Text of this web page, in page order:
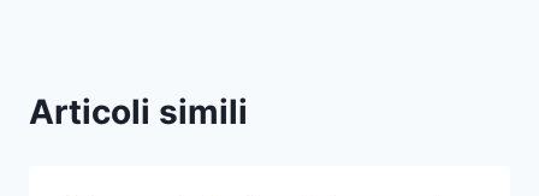
Articoli simili